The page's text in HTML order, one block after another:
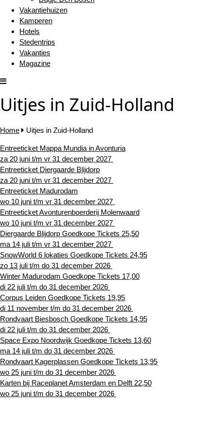
Vakantiehuizen
Kamperen
Hotels
Stedentrips
Vakanties
Magazine
Uitjes in Zuid-Holland
Home Uitjes in Zuid-Holland
Entreeticket Mappa Mundia in Avonturia
za 20 juni t/m vr 31 december 2027
Entreeticket Diergaarde Blijdorp
za 20 juni t/m vr 31 december 2027
Entreeticket Madurodam
wo 10 juni t/m vr 31 december 2027
Entreeticket Avonturenboerderij Molenwaard
wo 10 juni t/m vr 31 december 2027
Diergaarde Blijdorp Goedkope Tickets 25,50
ma 14 juli t/m vr 31 december 2027
SnowWorld 6 lokaties Goedkope Tickets 24,95
zo 13 juli t/m do 31 december 2026
Winter Madurodam Goedkope Tickets 17,00
di 22 juli t/m do 31 december 2026
Corpus Leiden Goedkope Tickets 19,95
di 11 november t/m do 31 december 2026
Rondvaart Biesbosch Goedkope Tickets 14,95
di 22 juli t/m do 31 december 2026
Space Expo Noordwijk Goedkope Tickets 13,60
ma 14 juli t/m do 31 december 2026
Rondvaart Kagerplassen Goedkope Tickets 13,95
wo 25 juni t/m do 31 december 2026
Karten bij Raceplanet Amsterdam en Delft 22,50
wo 25 juni t/m do 31 december 2026